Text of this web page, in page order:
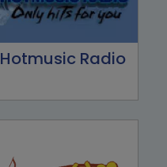
Hotmusic Radio